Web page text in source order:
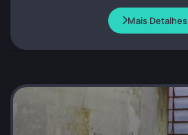
Mais Detalhes